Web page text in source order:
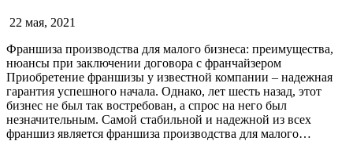
22 мая, 2021
Франшиза производства для малого бизнеса: преимущества,
нюансы при заключении договора с франчайзером
Приобретение франшизы у известной компании – надежная
гарантия успешного начала. Однако, лет шесть назад, этот
бизнес не был так востребован, а спрос на него был
незначительным. Самой стабильной и надежной из всех
франшиз является франшиза производства для малого…